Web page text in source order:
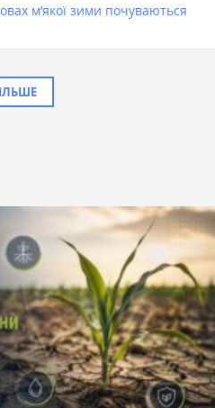
м’якої зими почуваються